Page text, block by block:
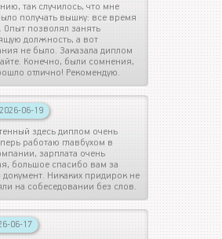
так случилось, что мне
получать вышку: все время
Опыт позволял занять
должность, а вот
не было. Заказала диплом
Конечно, были сомнения,
отлично! Рекомендую.
2026-06-19
здесь диплом очень
работаю главбухом в
зарплата очень
большое спасибо вам за
документ. Никаких придирок не
на собеседовании без слов.
06-17